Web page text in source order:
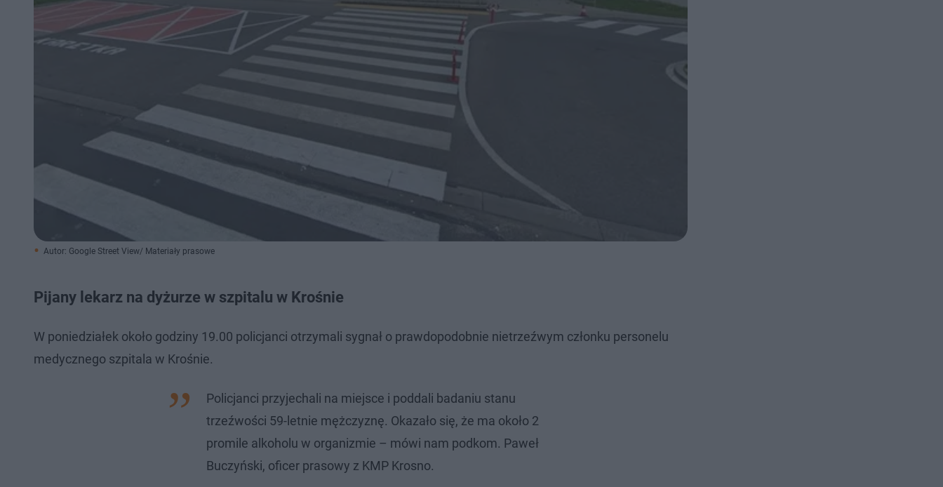
Autor: Google Street View/ Materiały prasowe
Pijany lekarz na dyżurze w szpitalu w Krośnie
W poniedziałek około godziny 19.00 policjanci otrzymali sygnał o prawdopodobnie nietrzeźwym członku personelu
medycznego szpitala w Krośnie.
Policjanci przyjechali na miejsce i poddali badaniu stanu
trzeźwości 59-letnie mężczyznę. Okazało się, że ma około 2
promile alkoholu w organizmie – mówi nam podkom. Paweł
Buczyński, oficer prasowy z KMP Krosno.